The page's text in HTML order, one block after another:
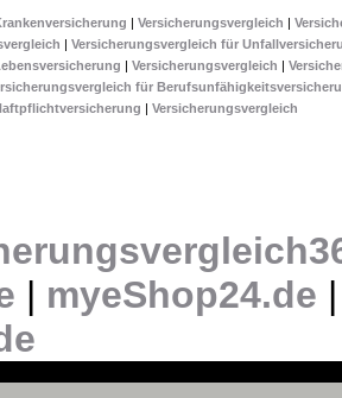
| Versicherungsvergleich |
| Versicherungsvergleich für
| Versicherungsvergleich |
für
| Versicherungsvergleich
| myeShop24.de